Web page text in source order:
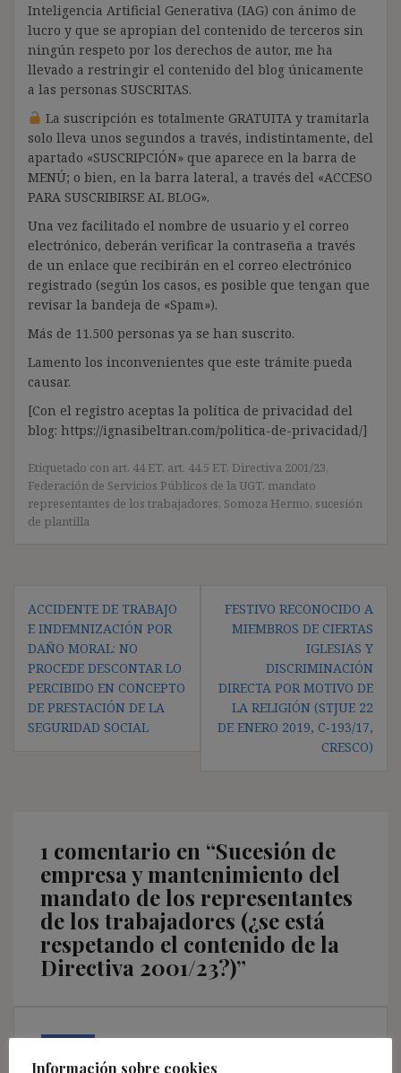
Inteligencia Artificial Generativa (IAG) con ánimo de
lucro y que se apropian del contenido de terceros sin
ningún respeto por los derechos de autor, me ha
llevado a restringir el contenido del blog únicamente
a las personas SUSCRITAS.
La suscripción es totalmente GRATUITA y tramitarla
solo lleva unos segundos a través, indistintamente, del
apartado «SUSCRIPCIÓN» que aparece en la barra de
MENÚ; o bien, en la barra lateral, a través del «ACCESO
PARA SUSCRIBIRSE AL BLOG».
Una vez facilitado el nombre de usuario y el correo
electrónico, deberán verificar la contraseña a través
de un enlace que recibirán en el correo electrónico
registrado (según los casos, es posible que tengan que
revisar la bandeja de «Spam»).
Más de 11.500 personas ya se han suscrito.
Lamento los inconvenientes que este trámite pueda
causar.
[Con el registro aceptas la política de privacidad del
blog: https://ignasibeltran.com/politica-de-privacidad/]
Etiquetado con art. 44 ET, art. 44.5 ET, Directiva 2001/23,
Federación de Servicios Públicos de la UGT, mandato
representantes de los trabajadores, Somoza Hermo, sucesión
de plantilla
de
entradas
ACCIDENTE DE TRABAJO
E INDEMNIZACIÓN POR
DAÑO MORAL: NO
PROCEDE DESCONTAR LO
PERCIBIDO EN CONCEPTO
DE PRESTACIÓN DE LA
SEGURIDAD SOCIAL
FESTIVO RECONOCIDO A
MIEMBROS DE CIERTAS
IGLESIAS Y
DISCRIMINACIÓN
DIRECTA POR MOTIVO DE
LA RELIGIÓN (STJUE 22
DE ENERO 2019, C‑193/17,
CRESCO)
1 comentario en “Sucesión de
empresa y mantenimiento del
mandato de los representantes
de los trabajadores (¿se está
respetando el contenido de la
Directiva 2001/23?)”
Aránzazu Roldán Martínez dice:
1 febrero, 2019 a las 12:38
Información sobre cookies